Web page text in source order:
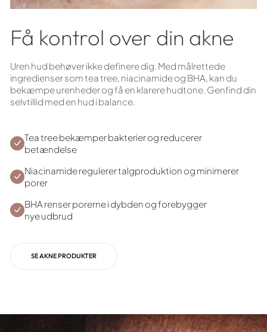
Få kontrol over din akne
Uren hud behøver ikke definere dig. Med målrettede
ingredienser som tea tree, niacinamide og BHA, kan du
bekæmpe urenheder og få en klarere hudtone. Genfind din
selvtillid med en hud i balance.
Tea tree bekæmper bakterier og reducerer
betændelse
Niacinamide regulerer talgproduktion og minimerer
porer
BHA renser porerne i dybden og forebygger
nye udbrud
SE AKNE PRODUKTER